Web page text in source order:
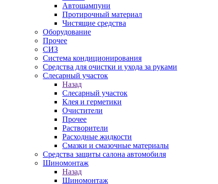
Автошампуни
Протирочный материал
Чистящие средства
Оборудование
Прочее
СИЗ
Система кондиционирования
Средства для очистки и ухода за руками
Слесарный участок
Назад
Слесарный участок
Клея и герметики
Очистители
Прочее
Растворители
Расходные жидкости
Смазки и смазочные материалы
Средства защиты салона автомобиля
Шиномонтаж
Назад
Шиномонтаж